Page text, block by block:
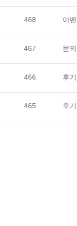
468 이
467 문의
466 후
465 후